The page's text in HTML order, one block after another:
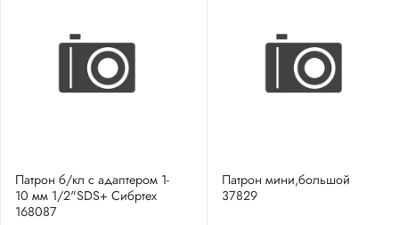
Патрон б/кл с адаптером 1-
10 мм 1/2"SDS+ Сибртех
168087
Патрон мини,большой
37829